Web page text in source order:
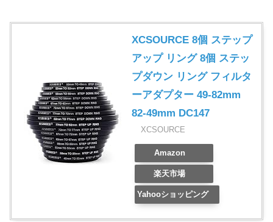
XCSOURCE 8個 ステップ
アップ リング 8個 ステッ
プダウン リング フィルタ
ーアダプター 49-82mm
82-49mm DC147
XCSOURCE
Amazon
楽天市場
Yahooショッピング